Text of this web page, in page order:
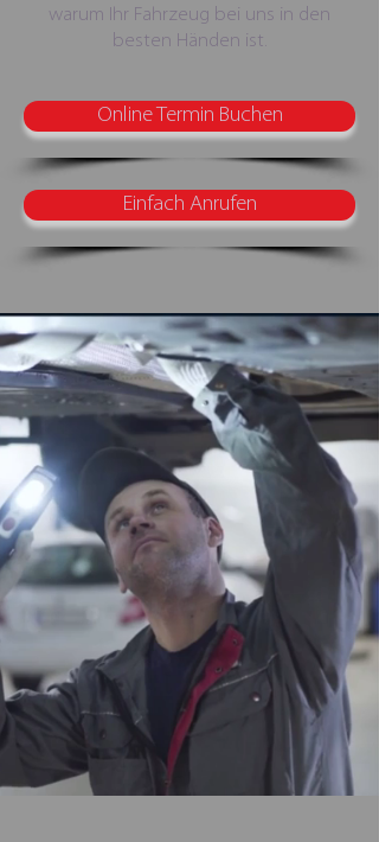
warum Ihr Fahrzeug bei uns in den
besten Händen ist.
Online Termin Buchen
Einfach Anrufen